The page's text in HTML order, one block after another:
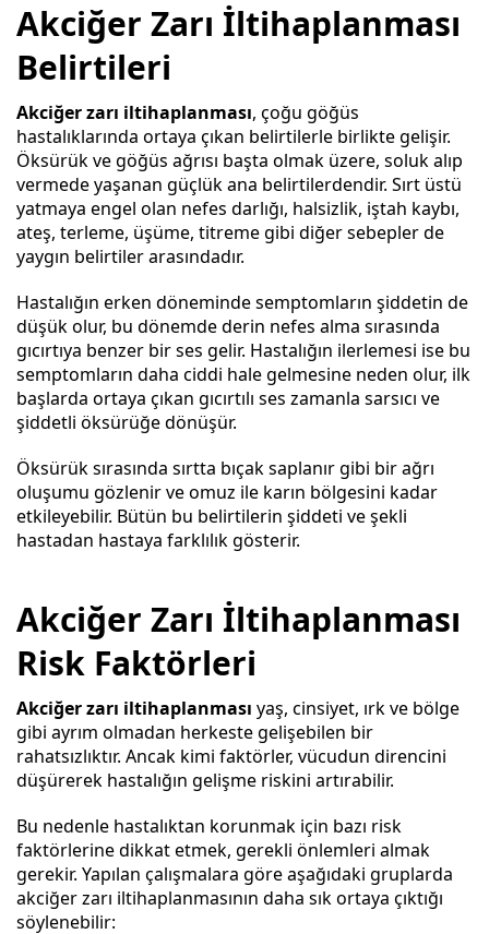
Akciğer Zarı İltihaplanması
Belirtileri
Akciğer zarı iltihaplanması, çoğu göğüs
hastalıklarında ortaya çıkan belirtilerle birlikte gelişir.
Öksürük ve göğüs ağrısı başta olmak üzere, soluk alıp
vermede yaşanan güçlük ana belirtilerdendir. Sırt üstü
yatmaya engel olan nefes darlığı, halsizlik, iştah kaybı,
ateş, terleme, üşüme, titreme gibi diğer sebepler de
yaygın belirtiler arasındadır.
Hastalığın erken döneminde semptomların şiddetin de
düşük olur, bu dönemde derin nefes alma sırasında
gıcırtıya benzer bir ses gelir. Hastalığın ilerlemesi ise bu
semptomların daha ciddi hale gelmesine neden olur, ilk
başlarda ortaya çıkan gıcırtılı ses zamanla sarsıcı ve
şiddetli öksürüğe dönüşür.
Öksürük sırasında sırtta bıçak saplanır gibi bir ağrı
oluşumu gözlenir ve omuz ile karın bölgesini kadar
etkileyebilir. Bütün bu belirtilerin şiddeti ve şekli
hastadan hastaya farklılık gösterir.
Akciğer Zarı İltihaplanması
Risk Faktörleri
Akciğer zarı iltihaplanması yaş, cinsiyet, ırk ve bölge
gibi ayrım olmadan herkeste gelişebilen bir
rahatsızlıktır. Ancak kimi faktörler, vücudun direncini
düşürerek hastalığın gelişme riskini artırabilir.
Bu nedenle hastalıktan korunmak için bazı risk
faktörlerine dikkat etmek, gerekli önlemleri almak
gerekir. Yapılan çalışmalara göre aşağıdaki gruplarda
akciğer zarı iltihaplanmasının daha sık ortaya çıktığı
söylenebilir: